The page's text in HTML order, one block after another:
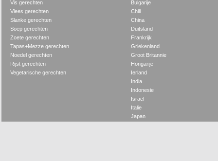
Vis gerechten
Vlees gerechten
Slanke gerechten
Soep gerechten
Zoete gerechten
Tapas+Mezze gerechten
Noedel gerechten
Rijst gerechten
Vegetarische gerechten
Bulgarije
Chili
China
Duitsland
Frankrijk
Griekenland
Groot Britannie
Hongarije
Ierland
India
Indonesie
Israel
Italie
Japan